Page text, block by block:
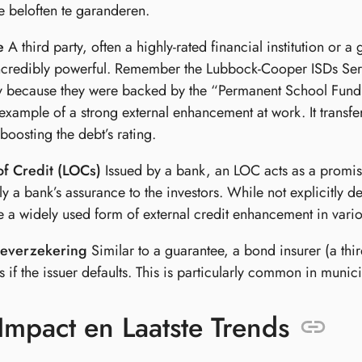
te garanderen.
A third party, often a highly-rated financial institution or a
powerful. Remember the Lubbock-Cooper ISDs
they were backed by the “Permanent School
of a strong external enhancement at work. It
the debt’s rating.
Credit (LOCs) Issued by a bank, an LOC acts as a
a bank’s assurance to the investors. While not
a widely used form of external credit enhancement in
Similar to a guarantee, a bond insurer (a
if the issuer defaults. This is particularly common in
en Laatste Trends